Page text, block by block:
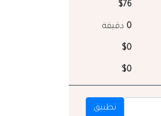
$76
0 دقيقة
$0
$0
تطبيق